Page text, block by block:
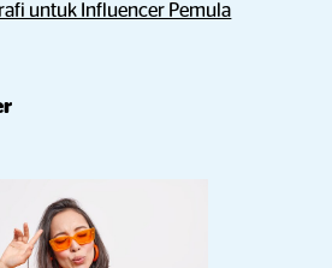
untuk Influencer Pemula